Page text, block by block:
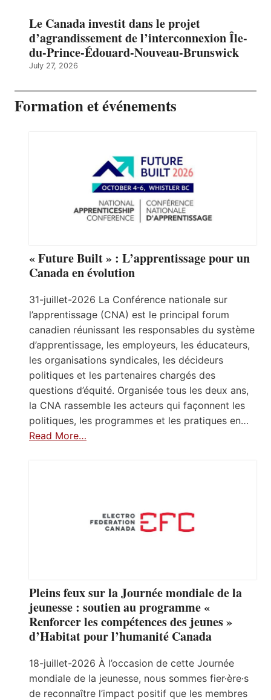
Le Canada investit dans le projet
d’agrandissement de l’interconnexion Île-
du-Prince-Édouard-Nouveau-Brunswick
July 27, 2026
Formation et événements
« Future Built » : L’apprentissage pour un
Canada en évolution
31-juillet-2026 La Conférence nationale sur
l’apprentissage (CNA) est le principal forum
canadien réunissant les responsables du système
d’apprentissage, les employeurs, les éducateurs,
les organisations syndicales, les décideurs
politiques et les partenaires chargés des
questions d’équité. Organisée tous les deux ans,
la CNA rassemble les acteurs qui façonnent les
politiques, les programmes et les pratiques en…
Read More…
Pleins feux sur la Journée mondiale de la
jeunesse : soutien au programme «
Renforcer les compétences des jeunes »
d’Habitat pour l’humanité Canada
18-juillet-2026 À l’occasion de cette Journée
mondiale de la jeunesse, nous sommes fier·ère·s
de reconnaître l’impact positif que les membres